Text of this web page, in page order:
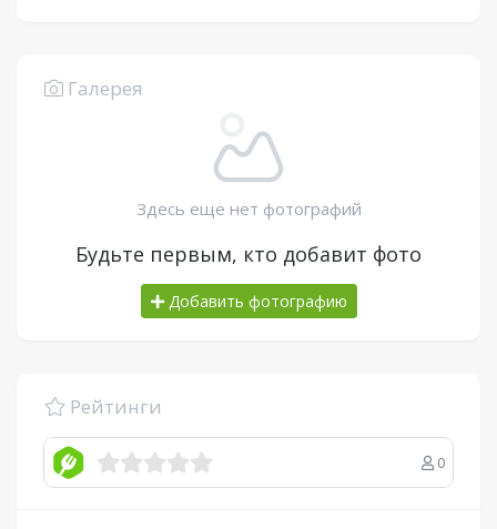
Галерея
Здесь еще нет фотографий
Будьте первым, кто добавит фото
Добавить фотографию
Рейтинги
0